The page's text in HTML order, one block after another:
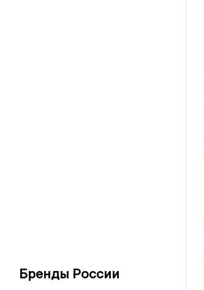
Бренды России